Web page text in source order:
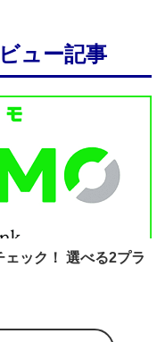
ュー記事
ック！ 選べる2プラ